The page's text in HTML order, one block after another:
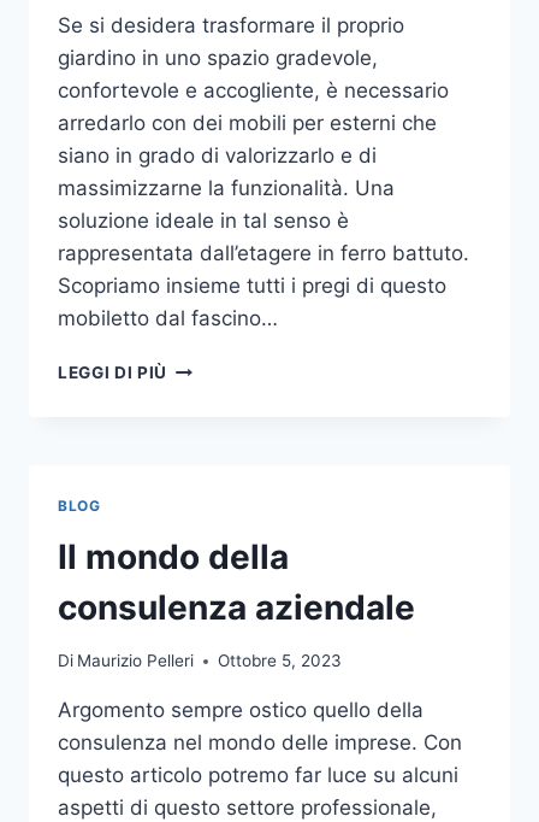
Se si desidera trasformare il proprio
giardino in uno spazio gradevole,
confortevole e accogliente, è necessario
arredarlo con dei mobili per esterni che
siano in grado di valorizzarlo e di
massimizzarne la funzionalità. Una
soluzione ideale in tal senso è
rappresentata dall’etagere in ferro battuto.
Scopriamo insieme tutti i pregi di questo
mobiletto dal fascino…
LEGGI DI PIÙ ETAGERE
PER
L’ARREDO
GIARDINO
BLOG
Il mondo della
consulenza aziendale
Di Maurizio Pelleri Ottobre 5, 2023
Argomento sempre ostico quello della
consulenza nel mondo delle imprese. Con
questo articolo potremo far luce su alcuni
aspetti di questo settore professionale,